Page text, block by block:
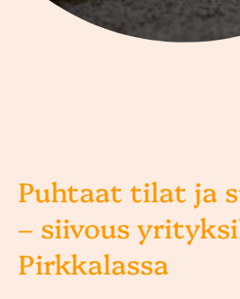
Puhtaat tilat ja
– siivous
Pirkkalassa